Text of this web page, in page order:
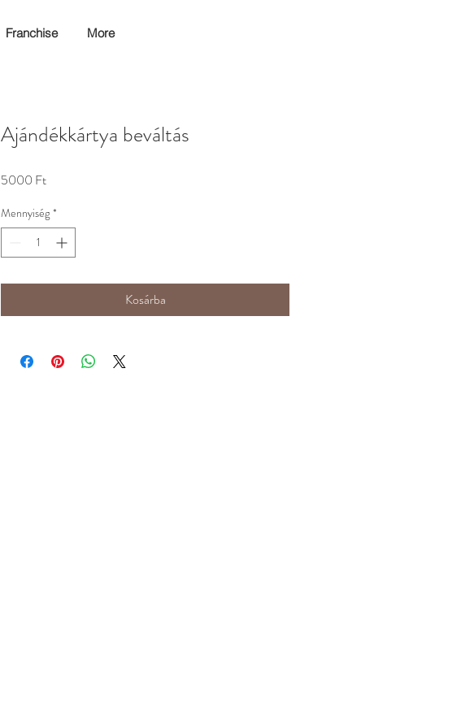
Ajándékkártya beváltás
5000 FtÁr
Mennyiség *
Kosárba
Franchise More